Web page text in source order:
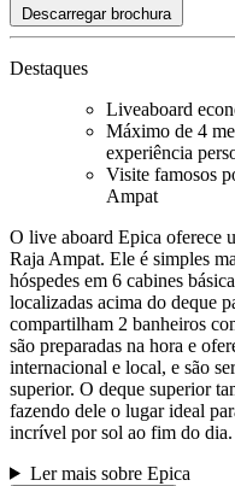
Descarregar brochura
Destaques
Liveaboard
Máximo de 4
experiência
Visite famosos
Ampat
O live aboard Epica oferece
Raja Ampat. Ele é simples
hóspedes em 6 cabines
localizadas acima do deque
compartilham 2 banheiros
são preparadas na hora e
internacional e local, e são
superior. O deque superior
fazendo dele o lugar ideal
incrível por sol ao fim do dia.
Ler mais sobre Epica